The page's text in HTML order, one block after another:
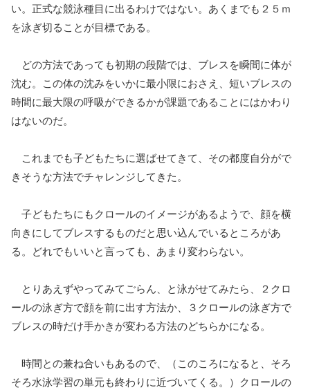
い。正式な競泳種目に出るわけではない。あくまでも２５ｍ
を泳ぎ切ることが目標である。
どの方法であっても初期の段階では、ブレスを瞬間に体が
沈む。この体の沈みをいかに最小限におさえ、短いブレスの
時間に最大限の呼吸ができるかが課題であることにはかわり
はないのだ。
これまでも子どもたちに選ばせてきて、その都度自分がで
きそうな方法でチャレンジしてきた。
子どもたちにもクロールのイメージがあるようで、顔を横
向きにしてブレスするものだと思い込んでいるところがあ
る。どれでもいいと言っても、あまり変わらない。
とりあえずやってみてごらん、と泳がせてみたら、２クロ
ールの泳ぎ方で顔を前に出す方法か、３クロールの泳ぎ方で
ブレスの時だけ手かきが変わる方法のどちらかになる。
時間との兼ね合いもあるので、（このころになると、そろ
そろ水泳学習の単元も終わりに近づいてくる。）クロールの